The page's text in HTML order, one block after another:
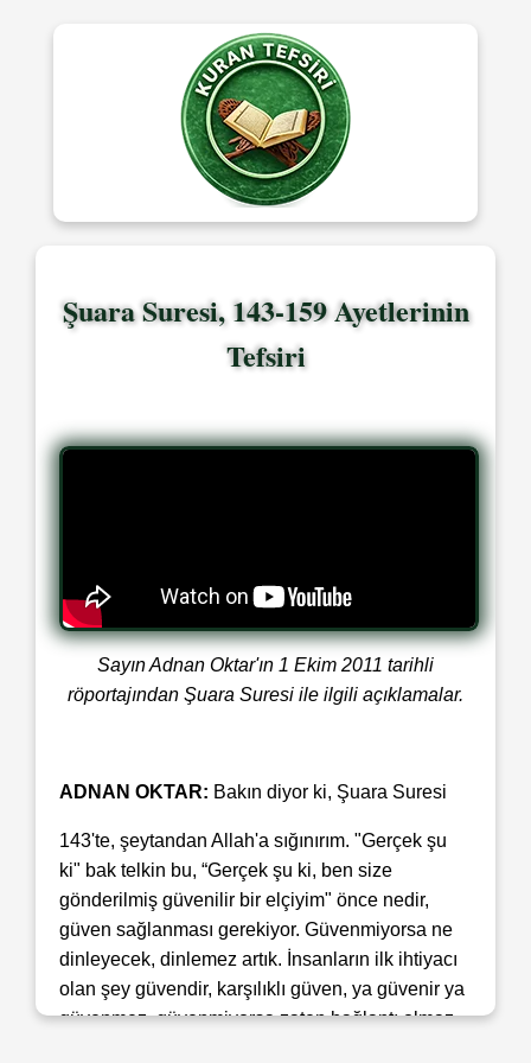
Şuara Suresi, 143-159 Ayetlerinin
Tefsiri
Sayın Adnan Oktar'ın 1 Ekim 2011 tarihli
röportajından Şuara Suresi ile ilgili açıklamalar.
ADNAN OKTAR: Bakın diyor ki, Şuara Suresi
143'te, şeytandan Allah'a sığınırım. "Gerçek şu
ki" bak telkin bu, “Gerçek şu ki, ben size
gönderilmiş güvenilir bir elçiyim" önce nedir,
güven sağlanması gerekiyor. Güvenmiyorsa ne
dinleyecek, dinlemez artık. İnsanların ilk ihtiyacı
olan şey güvendir, karşılıklı güven, ya güvenir ya
güvenmez, güvenmiyorsa zaten bağlantı olmaz.